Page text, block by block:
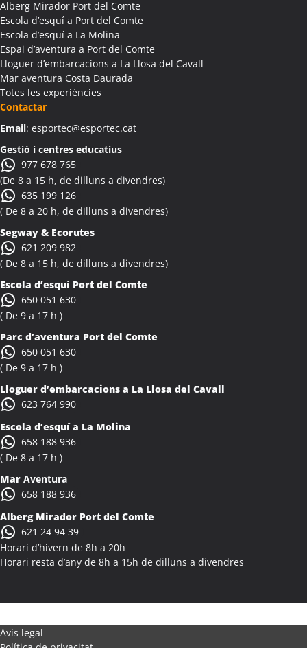
Alberg Mirador Port del Comte
Escola d’esquí a Port del Comte
Escola d’esquí a La Molina
Espai d’aventura a Port del Comte
Lloguer d’embarcacions a La Llosa del Cavall
Mar aventura Costa Daurada
Totes les experiències
Contactar
Email: esportec@esportec.cat
Gestió i centres educatius
977 678 765
(De 8 a 15 h, de dilluns a divendres)
635 199 126
( De 8 a 20 h, de dilluns a divendres)
Segway & Ecorutes
621 209 982
( De 8 a 15 h, de dilluns a divendres)
Escola d’esquí Port del Comte
650 051 630
( De 9 a 17 h )
Parc d’aventura Port del Comte
650 051 630
( De 9 a 17 h )
Lloguer d’embarcacions a La Llosa del Cavall
623 764 990
Escola d’esquí a La Molina
658 188 936
( De 8 a 17 h )
Mar Aventura
658 188 936
Alberg Mirador Port del Comte
621 24 94 39
Horari d’hivern de 8h a 20h
Horari resta d’any de 8h a 15h de dilluns a divendres
Avís legal